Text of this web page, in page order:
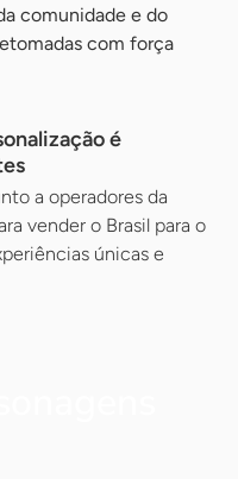
comunidade e do
com força
é
a operadores da
vender o Brasil para o
únicas e